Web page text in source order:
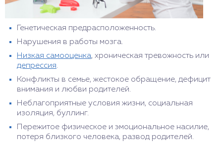
Генетическая предрасположенность.
Нарушения в работы мозга.
Низкая самооценка, хроническая тревожность или
депрессия.
Конфликты в семье, жестокое обращение, дефицит
внимания и любви родителей.
Неблагоприятные условия жизни, социальная
изоляция, буллинг.
Пережитое физическое и эмоциональное насилие,
потеря близкого человека, развод родителей.